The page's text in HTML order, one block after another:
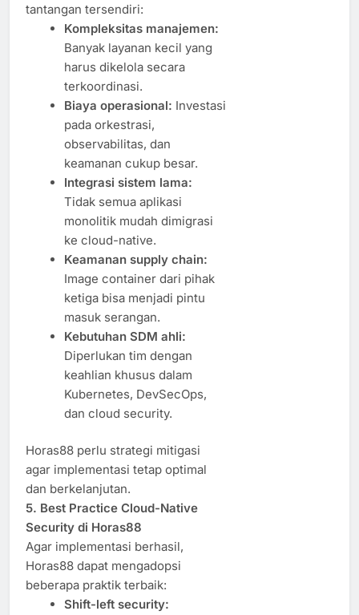
tantangan tersendiri:
Kompleksitas manajemen:
Banyak layanan kecil yang
harus dikelola secara
terkoordinasi.
Biaya operasional: Investasi
pada orkestrasi,
observabilitas, dan
keamanan cukup besar.
Integrasi sistem lama:
Tidak semua aplikasi
monolitik mudah dimigrasi
ke cloud-native.
Keamanan supply chain:
Image container dari pihak
ketiga bisa menjadi pintu
masuk serangan.
Kebutuhan SDM ahli:
Diperlukan tim dengan
keahlian khusus dalam
Kubernetes, DevSecOps,
dan cloud security.
Horas88 perlu strategi mitigasi
agar implementasi tetap optimal
dan berkelanjutan.
5. Best Practice Cloud-Native
Security di Horas88
Agar implementasi berhasil,
Horas88 dapat mengadopsi
beberapa praktik terbaik:
Shift-left security: